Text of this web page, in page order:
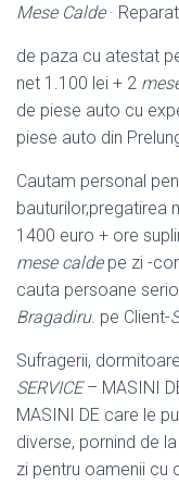
Mese Calde·
de paza cu atestat
net 1.100 lei + 2
de piese auto cu
piese auto din
Cautam personal
bauturilor,pregatirea
1400 euro + ore
mese caldepe zi -
cauta persoane
Bragadiru. pe Client-
Sufragerii,
SERVICE– MASINI
MASINI DE care le
diverse, pornind de
zi pentru oamenii cu